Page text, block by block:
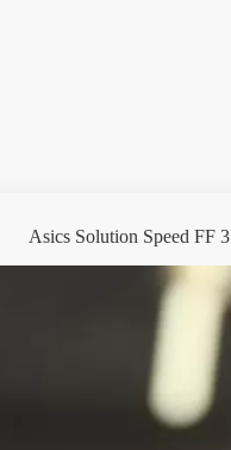
Asics Solution Speed FF 3